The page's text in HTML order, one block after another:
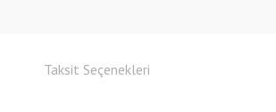
Taksit Seçenekleri